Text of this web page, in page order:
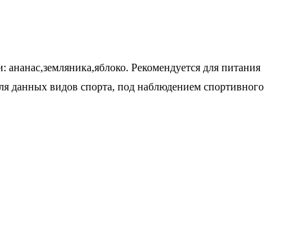
Рекомендуется для питания
данных видов спорта, под наблюдением спортивного